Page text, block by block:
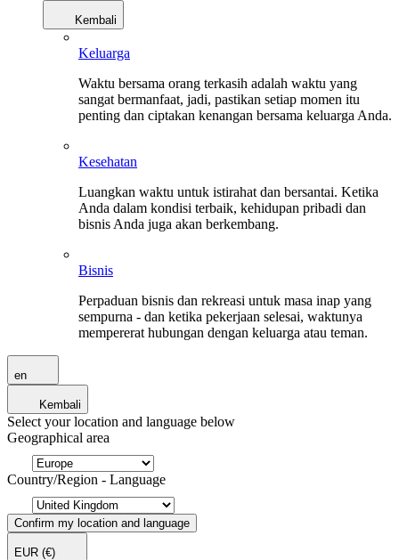
Kembali
Keluarga
Waktu bersama orang terkasih adalah waktu yang
sangat bermanfaat, jadi, pastikan setiap momen itu
penting dan ciptakan kenangan bersama keluarga Anda.
Kesehatan
Luangkan waktu untuk istirahat dan bersantai. Ketika
Anda dalam kondisi terbaik, kehidupan pribadi dan
bisnis Anda juga akan berkembang.
Bisnis
Perpaduan bisnis dan rekreasi untuk masa inap yang
sempurna - dan ketika pekerjaan selesai, waktunya
mempererat hubungan dengan keluarga atau teman.
en
Kembali
Select your location and language below
Geographical area
Country/Region - Language
Confirm my location and language
EUR (€)